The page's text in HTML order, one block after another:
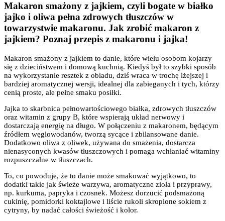
Makaron smażony z jajkiem, czyli bogate w białko
jajko i oliwa pełna zdrowych tłuszczów w
towarzystwie makaronu. Jak zrobić makaron z
jajkiem? Poznaj przepis z makaronu i jajka!
Makaron smażony z jajkiem to danie, które wielu osobom kojarzy
się z dzieciństwem i domową kuchnią. Kiedyś był to szybki sposób
na wykorzystanie resztek z obiadu, dziś wraca w trochę lżejszej i
bardziej aromatycznej wersji, idealnej dla zabieganych i tych, którzy
cenią proste, ale pełne smaku posiłki.
Jajka to skarbnica pełnowartościowego białka, zdrowych tłuszczów
oraz witamin z grupy B, które wspierają układ nerwowy i
dostarczają energię na długo. W połączeniu z makaronem, będącym
źródłem węglowodanów, tworzą sycące i zbilansowane danie.
Dodatkowo oliwa z oliwek, używana do smażenia, dostarcza
nienasyconych kwasów tłuszczowych i pomaga wchłaniać witaminy
rozpuszczalne w tłuszczach.
To, co powoduje, że to danie może smakować wyjątkowo, to
dodatki takie jak świeże warzywa, aromatyczne zioła i przyprawy,
np. kurkuma, papryka i czosnek. Możesz dorzucić podsmażoną
cukinię, pomidorki koktajlowe i liście rukoli skropione sokiem z
cytryny, by nadać całości świeżość i kolor.